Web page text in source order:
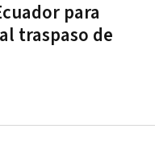
para
traspaso de